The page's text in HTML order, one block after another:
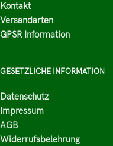
Kontakt
Versandarten
GPSR Information
GESETZLICHE INFORMATION
Datenschutz
Impressum
AGB
Widerrufsbelehrung